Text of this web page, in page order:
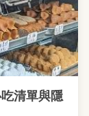
清單與隱